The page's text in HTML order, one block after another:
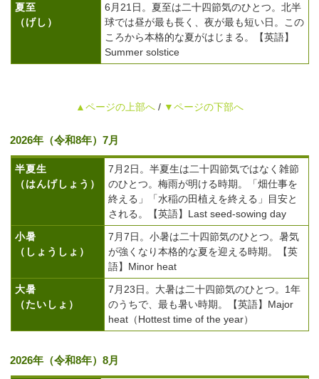
夏至
（げし）
6月21日。夏至は二十四節気のひとつ。北半
球では昼が最も長く、夜が最も短い日。この
ころから本格的な夏がはじまる。【英語】
Summer solstice
▲ページの上部へ / ▼ページの下部へ
2026年（令和8年）7月
半夏生
（はんげしょう）
7月2日。半夏生は二十四節気ではなく雑節
のひとつ。梅雨が明ける時期。「畑仕事を
終える」「水稲の田植えを終える」目安と
される。【英語】Last seed-sowing day
小暑
（しょうしょ）
7月7日。小暑は二十四節気のひとつ。暑気
が強くなり本格的な夏を迎える時期。【英
語】Minor heat
大暑
（たいしょ）
7月23日。大暑は二十四節気のひとつ。1年
のうちで、最も暑い時期。【英語】Major
heat（Hottest time of the year）
2026年（令和8年）8月